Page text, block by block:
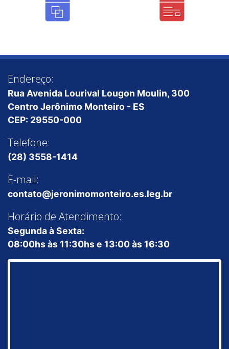
Endereço:
Rua Avenida Lourival Lougon Moulin, 300
Centro Jerônimo Monteiro - ES
CEP: 29550-000
Telefone:
(28) 3558-1414
E-mail:
contato@jeronimomonteiro.es.leg.br
Horário de Atendimento:
Segunda à Sexta:
08:00hs às 11:30hs e 13:00 às 16:30